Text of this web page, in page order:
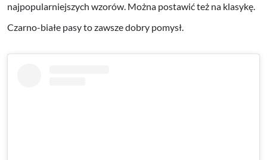
najpopularniejszych wzorów. Można postawić też na klasykę.
Czarno-białe pasy to zawsze dobry pomysł.